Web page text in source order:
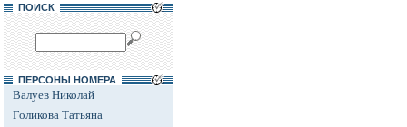
ПОИСК
ПЕРСОНЫ НОМЕРА
Валуев Николай
Голикова Татьяна